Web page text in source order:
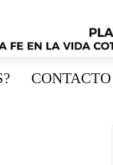
CONTACTO